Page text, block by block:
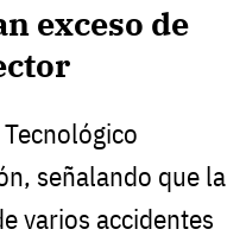
exceso de
señalando que la
varios accidentes